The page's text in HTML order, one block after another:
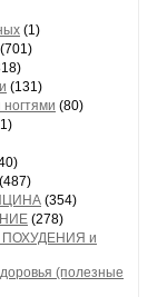
(1)
(701)
(131)
ногтями (80)
(487)
(354)
(278)
и
(полезные